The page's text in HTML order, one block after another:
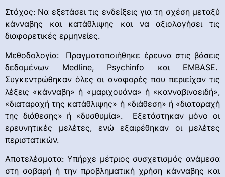
Στόχος: Να εξετάσει τις ενδείξεις για τη σχέση μεταξύ
κάνναβης και κατάθλιψης και να αξιολογήσει τις
διαφορετικές ερμηνείες.
Μεθοδολογία: Πραγματοποιήθηκε έρευνα στις βάσεις
δεδομένων Medline, Psychinfo και EMBASE.
Συγκεντρώθηκαν όλες οι αναφορές που περιείχαν τις
λέξεις «κάνναβη» ή «μαριχουάνα» ή «κανναβινοειδή»,
«διαταραχή της κατάθλιψης» ή «διάθεση» ή «διαταραχή
της διάθεσης» ή «δυσθυμία». Εξετάστηκαν μόνο οι
ερευνητικές μελέτες, ενώ εξαιρέθηκαν οι μελέτες
περιστατικών.
Αποτελέσματα: Υπήρχε μέτριος συσχετισμός ανάμεσα
στη σοβαρή ή την προβληματική χρήση κάνναβης και